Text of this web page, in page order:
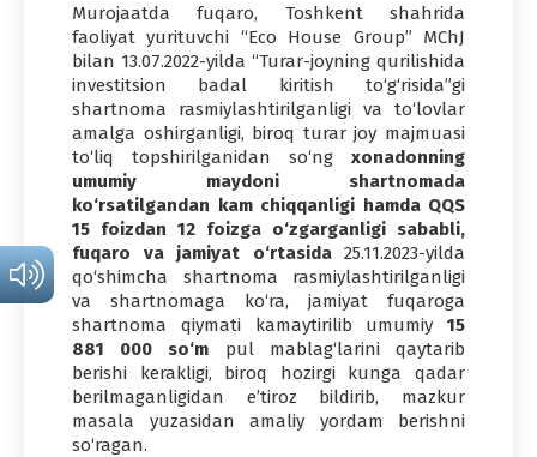
Murojaatda fuqaro, Toshkent shahrida
faoliyat yurituvchi “Eco House Group” MChJ
bilan 13.07.2022-yilda “Turar-joyning qurilishida
investitsion badal kiritish to‘g‘risida”gi
shartnoma rasmiylashtirilganligi va to‘lovlar
amalga oshirganligi, biroq turar joy majmuasi
to‘liq topshirilganidan so‘ng xonadonning
umumiy maydoni shartnomada
ko‘rsatilgandan kamchiqqanligi hamda QQS
15 foizdan 12 foizga o‘zgarganligi sababli,
fuqaro va jamiyat o‘rtasida25.11.2023-yilda
qo‘shimcha shartnoma rasmiylashtirilganligi
va shartnomaga ko‘ra, jamiyat fuqaroga
shartnoma qiymati kamaytirilib umumiy 15
881 000 so‘m pul mablag‘larini qaytarib
berishi kerakligi, biroq hozirgi kunga qadar
berilmaganligidan e’tiroz bildirib, mazkur
masala yuzasidan amaliy yordam berishni
so‘ragan.